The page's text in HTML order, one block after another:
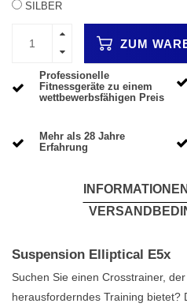
SILBER
ZUM
Professionelle
Fitnessgeräte zu einem
wettbewerbsfähigen Preis
Mehr als 28 Jahre
Erfahrung
INFORMATIONEN
Suspension Elliptical E5x
Suchen Sie einen Crosstrainer,
herausforderndes Training bietet?